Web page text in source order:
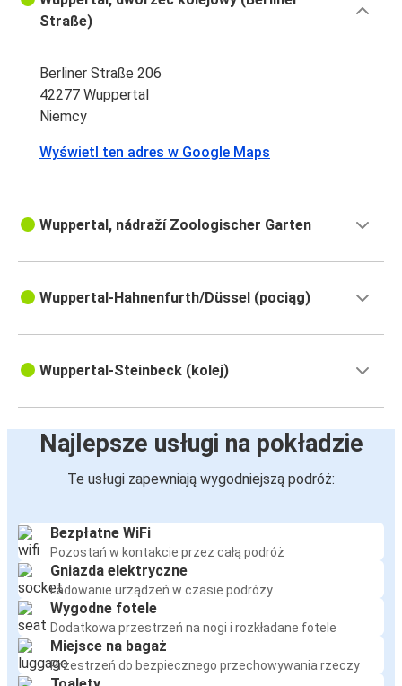
Straße)
Berliner Straße 206
42277 Wuppertal
Niemcy
Wyświetl ten adres w Google Maps
Wuppertal, nádraží Zoologischer Garten
Wuppertal-Hahnenfurth/Düssel (pociąg)
Wuppertal-Steinbeck (kolej)
Najlepsze usługi na pokładzie
Te usługi zapewniają wygodniejszą podróż:
Bezpłatne WiFi
Pozostań w kontakcie przez całą podróż
Gniazda elektryczne
Ładowanie urządzeń w czasie podróży
Wygodne fotele
Dodatkowa przestrzeń na nogi i rozkładane fotele
Miejsce na bagaż
Przestrzeń do bezpiecznego przechowywania rzeczy